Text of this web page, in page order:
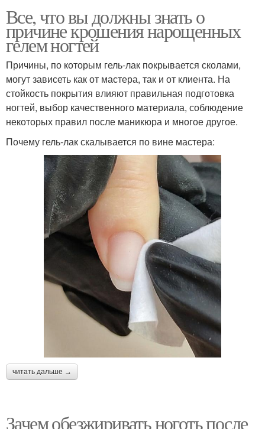
Все, что вы должны знать о
причине крошения нарощенных
гелем ногтей
Причины, по которым гель-лак покрывается сколами,
могут зависеть как от мастера, так и от клиента. На
стойкость покрытия влияют правильная подготовка
ногтей, выбор качественного материала, соблюдение
некоторых правил после маникюра и многое другое.
Почему гель-лак скалывается по вине мастера:
читать дальше →
Зачем обезжиривать ноготь после